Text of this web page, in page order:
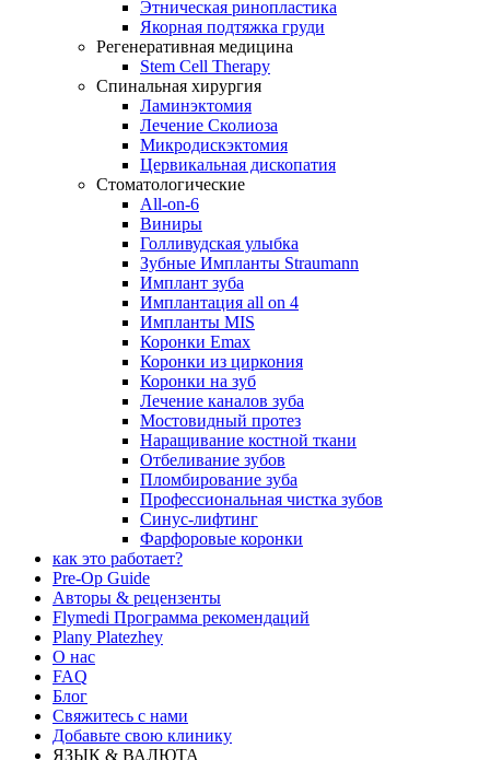
Этническая ринопластика
Якорная подтяжка груди
Регенеративная медицина
Stem Cell Therapy
Спинальная хирургия
Ламинэктомия
Лечение Сколиоза
Микродискэктомия
Цервикальная дископатия
Стоматологические
All-on-6
Виниры
Голливудская улыбка
Зубные Импланты Straumann
Имплант зуба
Имплантация all on 4
Импланты MIS
Коронки Emax
Коронки из циркония
Коронки на зуб
Лечение каналов зуба
Мостовидный протез
Наращивание костной ткани
Отбеливание зубов
Пломбирование зуба
Профессиональная чистка зубов
Синус-лифтинг
Фарфоровые коронки
как это работает?
Pre-Op Guide
Авторы & рецензенты
Flymedi Программа рекомендаций
Plany Platezhey
О нас
FAQ
Блог
Свяжитесь с нами
Добавьте свою клинику
ЯЗЫК & ВАЛЮТА